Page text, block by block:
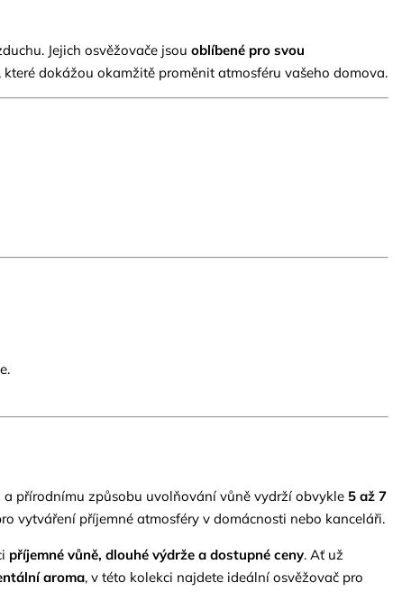
Jejich osvěžovače jsou oblíbené pro svou
které dokážou okamžitě proměnit atmosféru vašeho domova.
přírodnímu způsobu uvolňování vůně vydrží obvykle 5 až 7
vytváření příjemné atmosféry v domácnosti nebo kanceláři.
příjemné vůně, dlouhé výdrže a dostupné ceny. Ať už
aroma, v této kolekci najdete ideální osvěžovač pro